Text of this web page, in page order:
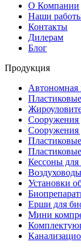
О Компании
Наши
Контакты
Дилерам
Блог
Продукция
Автономная
Сооружения
Сооружения
Кессоны
Установки
Ерши для
Мини